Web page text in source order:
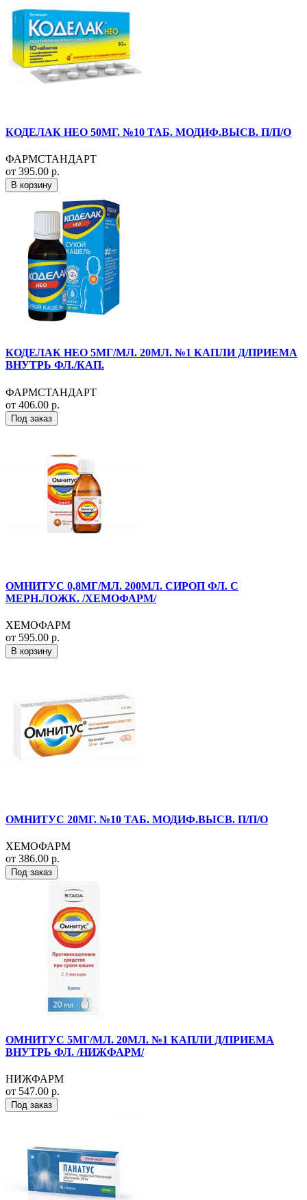
КОДЕЛАК НЕО 50МГ. №10 ТАБ. МОДИФ.ВЫСВ. П/П/О
ФАРМСТАНДАРТ
от 395.00 р.
В корзину
КОДЕЛАК НЕО 5МГ/МЛ. 20МЛ. №1 КАПЛИ Д/ПРИЕМА
ВНУТРЬ ФЛ./КАП.
ФАРМСТАНДАРТ
от 406.00 р.
Под заказ
ОМНИТУС 0,8МГ/МЛ. 200МЛ. СИРОП ФЛ. С
МЕРН.ЛОЖК. /ХЕМОФАРМ/
ХЕМОФАРМ
от 595.00 р.
В корзину
ОМНИТУС 20МГ. №10 ТАБ. МОДИФ.ВЫСВ. П/П/О
ХЕМОФАРМ
от 386.00 р.
Под заказ
ОМНИТУС 5МГ/МЛ. 20МЛ. №1 КАПЛИ Д/ПРИЕМА
ВНУТРЬ ФЛ. /НИЖФАРМ/
НИЖФАРМ
от 547.00 р.
Под заказ